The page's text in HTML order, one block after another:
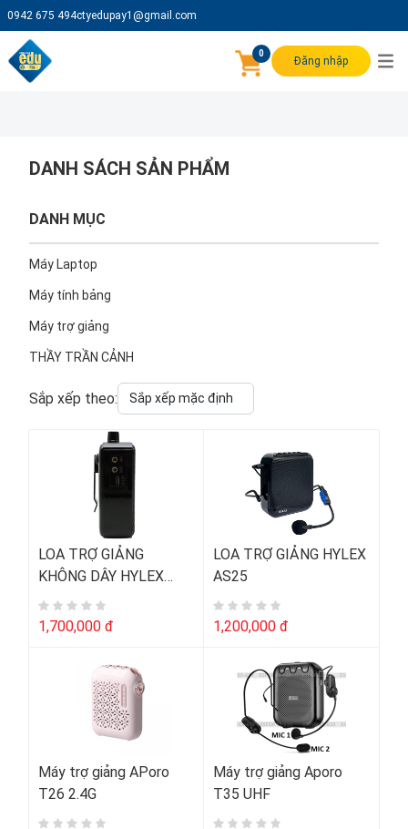
0942 675 494ctyedupay1@gmail.com
0
Đăng nhập
DANH SÁCH SẢN PHẨM
DANH MỤC
Máy Laptop
Máy tính bảng
Máy trợ giảng
THẦY TRẦN CẢNH
Sắp xếp theo:
LOA TRỢ GIẢNG
KHÔNG DÂY HYLEX
AS35
1,700,000 đ
LOA TRỢ GIẢNG HYLEX
AS25
1,200,000 đ
Máy trợ giảng APoro
T26 2.4G
Máy trợ giảng Aporo
T35 UHF